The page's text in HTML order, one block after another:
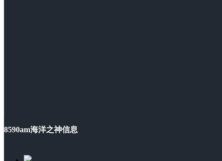
8590am海洋之神信息